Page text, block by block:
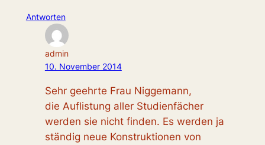
Antworten
admin
10. November 2014
Sehr geehrte Frau Niggemann,
die Auflistung aller Studienfächer
werden sie nicht finden. Es werden ja
ständig neue Konstruktionen von